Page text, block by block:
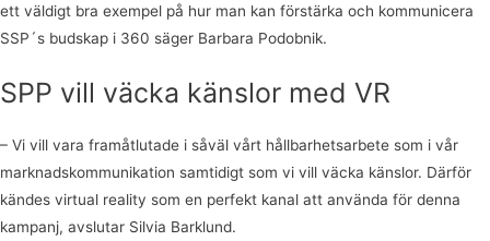
ett väldigt bra exempel på hur man kan förstärka och kommunicera
SSP´s budskap i 360 säger Barbara Podobnik.
SPP vill väcka känslor med VR
– Vi vill vara framåtlutade i såväl vårt hållbarhetsarbete som i vår
marknadskommunikation samtidigt som vi vill väcka känslor. Därför
kändes virtual reality som en perfekt kanal att använda för denna
kampanj, avslutar Silvia Barklund.